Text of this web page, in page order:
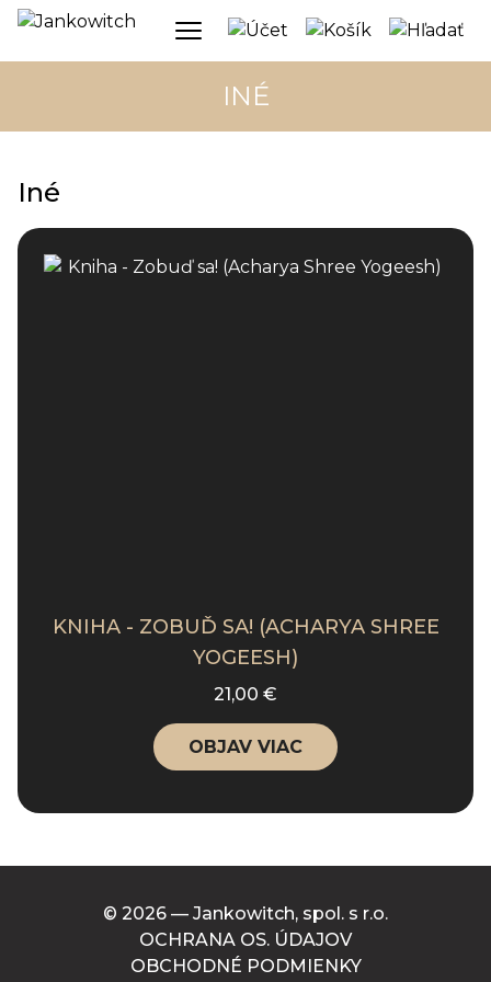
INÉ
Iné
KNIHA - ZOBUĎ SA! (ACHARYA SHREE
YOGEESH)
21,00 €
OBJAV VIAC
© 2026 — Jankowitch, spol. s r.o.
OCHRANA OS. ÚDAJOV
OBCHODNÉ PODMIENKY